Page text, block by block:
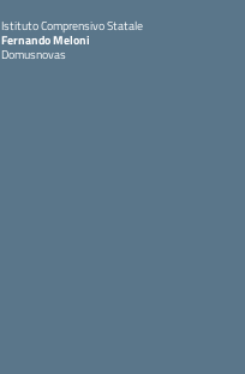
Istituto Comprensivo Statale
Fernando Meloni
Domusnovas